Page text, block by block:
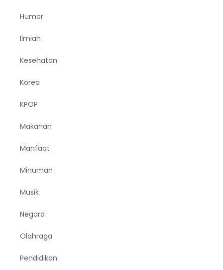
Humor
Ilmiah
Kesehatan
Korea
KPOP
Makanan
Manfaat
Minuman
Musik
Negara
Olahraga
Pendidikan